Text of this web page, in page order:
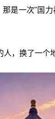
那是一次"国
，换了一个